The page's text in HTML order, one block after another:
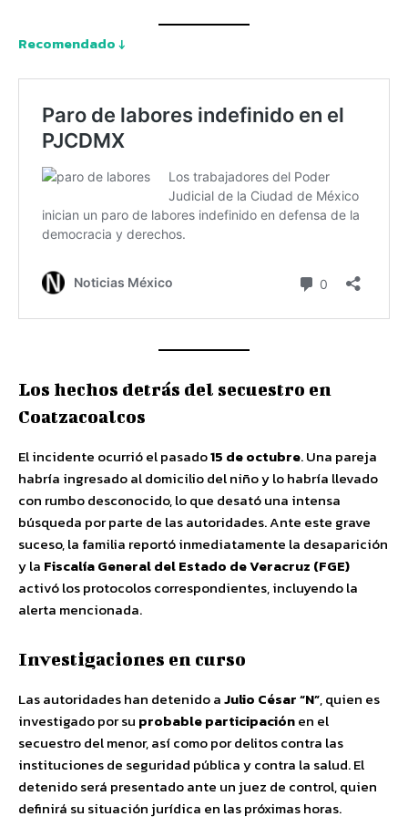
Recomendado ↓
Los hechos detrás del secuestro en
Coatzacoalcos
El incidente ocurrió el pasado15 de octubre. Una pareja
habría ingresado al domicilio del niño y lo habría llevado
con rumbo desconocido, lo que desató una intensa
búsqueda por parte de las autoridades. Ante este grave
suceso, la familia reportó inmediatamente la desaparición
y la Fiscalía General del Estado de Veracruz (FGE)
activó los protocolos correspondientes, incluyendo la
alerta mencionada.
Investigaciones en curso
Las autoridades han detenido aJulio César “N”, quien es
investigado por su probable participaciónen el
secuestro del menor, así como por delitos contra las
instituciones de seguridad pública y contra la salud. El
detenido será presentado ante un juez de control, quien
definirá su situación jurídica en las próximas horas.